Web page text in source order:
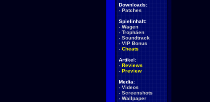
Downloads:
- Patches
Spielinhalt:
- Wagen
- Trophäen
- Soundtrack
- VIP Bonus
- Cheats
Artikel:
- Reviews
- Preview
Media:
- Videos
- Screenshots
- Wallpaper